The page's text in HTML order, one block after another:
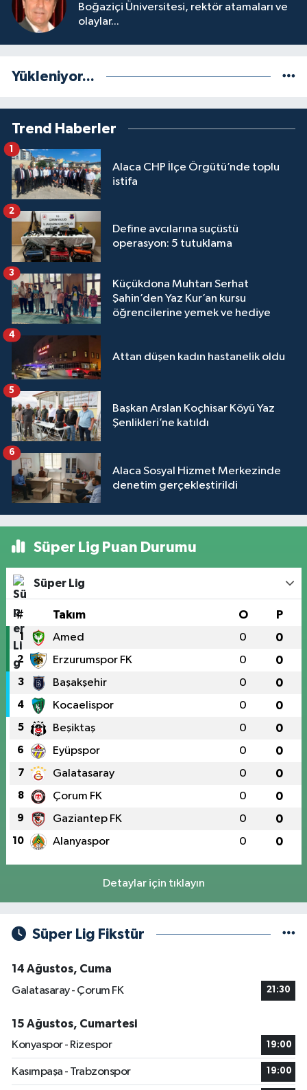
Boğaziçi Üniversitesi, rektör atamaları ve
olaylar...
Yükleniyor...
Trend Haberler
Alaca CHP İlçe Örgütü’nde toplu
istifa
1
Define avcılarına suçüstü
operasyon: 5 tutuklama
2
Küçükdona Muhtarı Serhat
Şahin’den Yaz Kur’an kursu
öğrencilerine yemek ve hediye
3
Attan düşen kadın hastanelik oldu
4
Başkan Arslan Koçhisar Köyü Yaz
Şenlikleri’ne katıldı
5
Alaca Sosyal Hizmet Merkezinde
denetim gerçekleştirildi
6
Süper Lig Puan Durumu
Süper Lig
# Takım O P
1 Amed 0 0
2 Erzurumspor FK 0 0
3 Başakşehir 0 0
4 Kocaelispor 0 0
5 Beşiktaş 0 0
6 Eyüpspor 0 0
7 Galatasaray 0 0
8 Çorum FK 0 0
9 Gaziantep FK 0 0
10 Alanyaspor 0 0
Detaylar için tıklayın
Süper Lig Fikstür
14 Ağustos, Cuma
Galatasaray - Çorum FK
21:30
15 Ağustos, Cumartesi
Konyaspor - Rizespor
19:00
Kasımpaşa - Trabzonspor 19:00